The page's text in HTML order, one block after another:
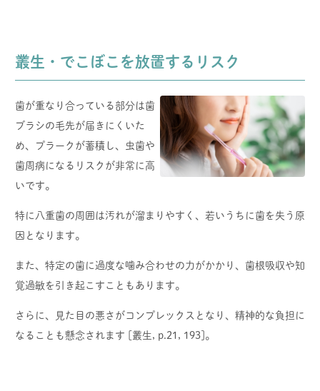
叢生・でこぼこを放置するリスク
歯が重なり合っている部分は歯
ブラシの毛先が届きにくいた
め、プラークが蓄積し、虫歯や
歯周病になるリスクが非常に高
いです。
特に八重歯の周囲は汚れが溜まりやすく、若いうちに歯を失う原
因となります。
また、特定の歯に過度な噛み合わせの力がかかり、歯根吸収や知
覚過敏を引き起こすこともあります。
さらに、見た目の悪さがコンプレックスとなり、精神的な負担に
なることも懸念されます [叢生, p.21, 193]。